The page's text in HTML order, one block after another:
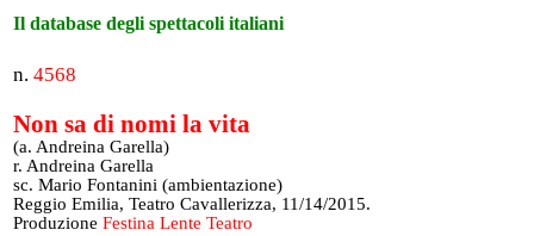
Il database degli spettacoli italiani
n. 4568
Non sa di nomi la vita
(a. Andreina Garella)
r. Andreina Garella
sc. Mario Fontanini (ambientazione)
Reggio Emilia, Teatro Cavallerizza, 11/14/2015.
Produzione Festina Lente Teatro